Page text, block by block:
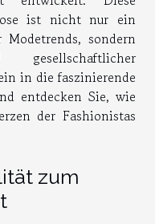
ist nicht nur ein
sondern
in die faszinierende
entdecken Sie, wie
der Fashionistas
zum